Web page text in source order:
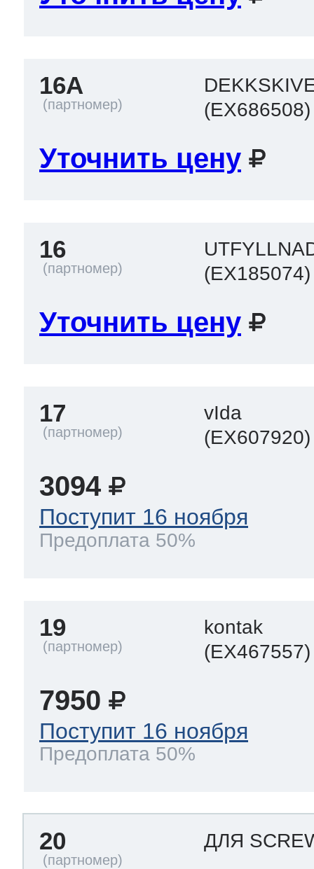
16A
(EX686508)
Уточнить цену
16
(EX185074)
Уточнить цену
17
vIda
(EX607920)
3094
Поступит 16 ноября
Предоплата 50%
19
kontak
(EX467557)
7950
Поступит 16 ноября
Предоплата 50%
20 ДЛЯ